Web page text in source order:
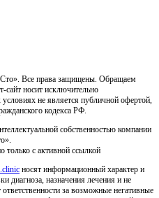
Все права защищены. Обращаем
сайт носит исключительно
не является публичной офертой,
кодекса РФ.
собственностью компании
только с активной ссылкой
носят информационный характер и
диагноза, назначения лечения и не
за возможные негативные